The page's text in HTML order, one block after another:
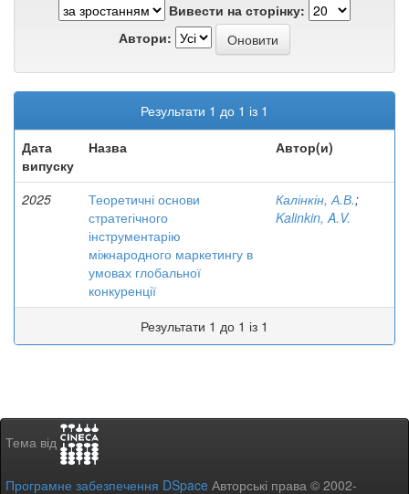
Вивести на сторінку:
Автори:
Результати 1 до 1 із 1
Дата
випуску
Назва Автор(и)
2025
Теоретичні основи
стратегічного
інструментарію
міжнародного маркетингу в
умовах глобальної
конкуренції
Калінкін, А.В.;
Kalinkin, A.V.
Результати 1 до 1 із 1
Тема від
Програмне забезпечення DSpace Авторські права © 2002-